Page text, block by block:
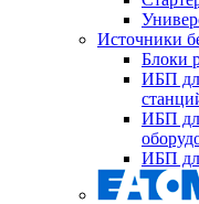
Источники
Блоки
ИБП
ИБП
ИБП